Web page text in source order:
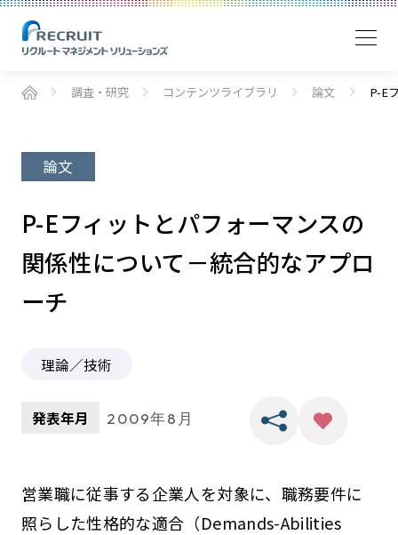
調査・研究 コンテンツライブラリ 論文 P-E
論文
P-Eフィットとパフォーマンスの
関係性について－統合的なアプロ
ーチ
理論／技術
発表年月 2009年8月
営業職に従事する企業人を対象に、職務要件に
照らした性格的な適合（Demands-Abilities